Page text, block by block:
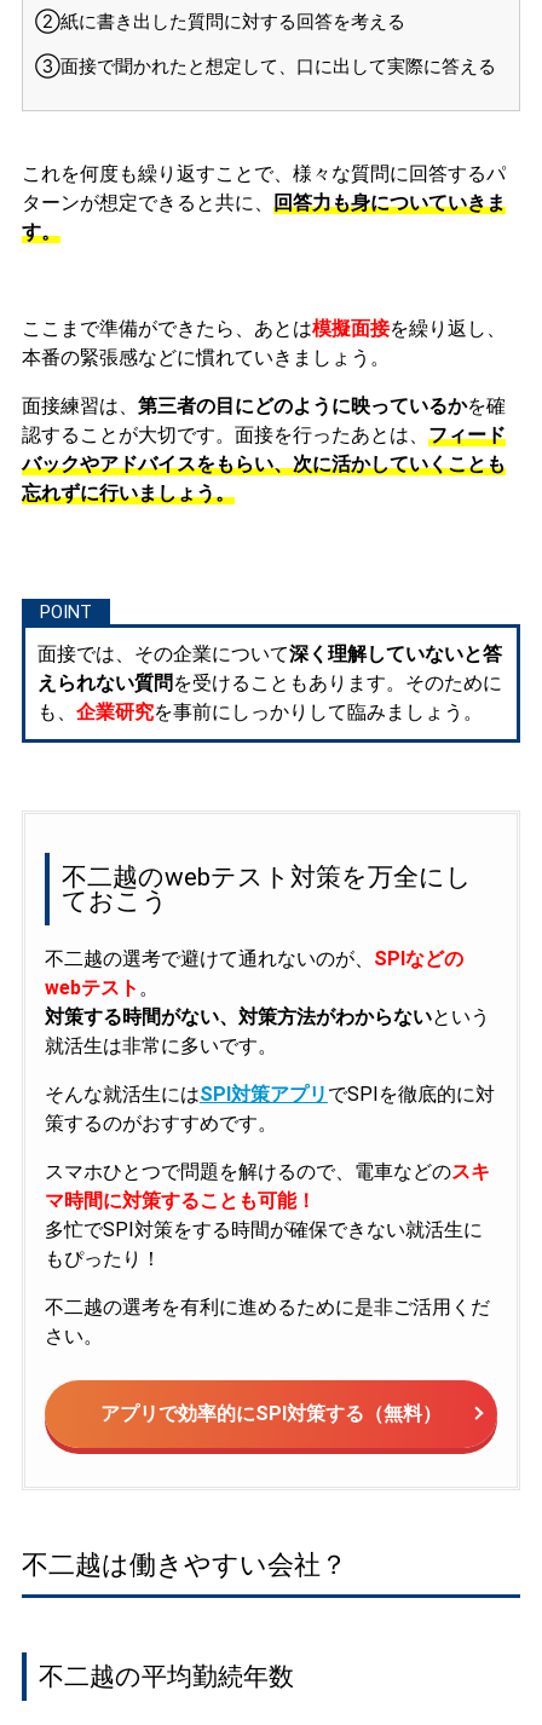
②紙に書き出した質問に対する回答を考える
③面接で聞かれたと想定して、口に出して実際に答える
これを何度も繰り返すことで、様々な質問に回答するパ
ターンが想定できると共に、 回答力も身についていきま
す。
ここまで準備ができたら、あとは模擬面接を繰り返し、
本番の緊張感などに慣れていきましょう。
面接練習は、 第三者の目にどのように映っているかを確
認することが大切です。面接を行ったあとは、 フィード
バックやアドバイスをもらい、次に活かしていくことも
忘れずに行いましょう。
面接では、その企業について深く理解していないと答
えられない質問 を受けることもあります。そのために
も、 企業研究を事前にしっかりして臨みましょう。
不二越のwebテスト対策を万全にし
ておこう
不二越の選考で避けて通れないのが、 SPIなどの
webテスト 。
対策する時間がない、対策方法がわからないという
就活生は非常に多いです。
そんな就活生にはSPI対策アプリ でSPIを徹底的に対
策するのがおすすめです。
スマホひとつで問題を解けるので、電車などのスキ
マ時間に対策することも可能！
多忙でSPI対策をする時間が確保できない就活生に
もぴったり！
不二越の選考を有利に進めるために是非ご活用くだ
さい。
アプリで効率的にSPI対策する（無料）
不二越は働きやすい会社？
不二越の平均勤続年数